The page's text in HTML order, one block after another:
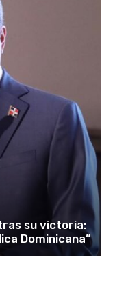
su victoria:
Dominicana”